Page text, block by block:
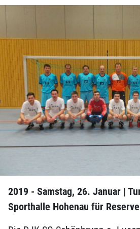
2019 - Samstag, 26. Januar |
Sporthalle Hohenau für